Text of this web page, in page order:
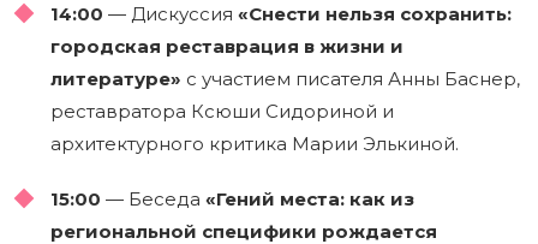
14:00 — Дискуссия «Снести нельзя сохранить:
городская реставрация в жизни и
литературе» с участием писателя Анны Баснер,
реставратора Ксюши Сидориной и
архитектурного критика Марии Элькиной.
15:00 — Беседа «Гений места: как из
региональной специфики рождается